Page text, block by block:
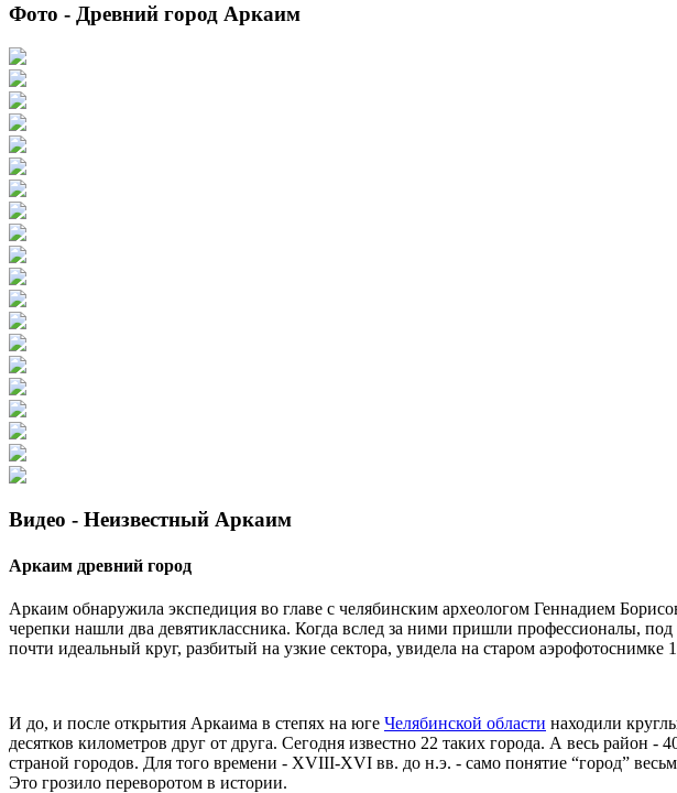
Фото - Древний город Аркаим
Видео - Неизвестный Аркаим
Аркаим древний город
Аркаим обнаружила экспедиция во главе с челябинским археологом Геннадием
черепки нашли два девятиклассника. Когда вслед за ними пришли профессионалы,
почти идеальный круг, разбитый на узкие сектора, увидела на старом
И до, и после открытия Аркаима в степях на юге Челябинской области находили
десятков километров друг от друга. Сегодня известно 22 таких города. А весь район
страной городов. Для того времени - XVIII-XVI вв. до н.э. - само понятие “город”
Это грозило переворотом в истории.